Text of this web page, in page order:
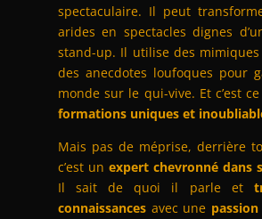
spectaculaire. Il peut
arides en spectacles dignes
stand-up. Il utilise des mimiques
des anecdotes loufoques pour
monde sur le qui-vive. Et c’est
formations uniques et
Mais pas de méprise, derrière
c’est un expert chevronné dans
Il sait de quoi il parle et
connaissancesavec une